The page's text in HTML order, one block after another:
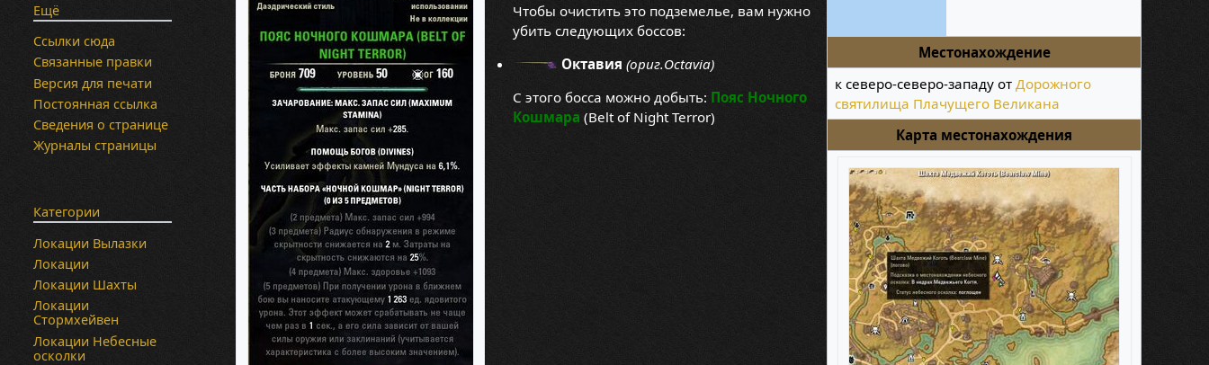
Местонахождение
к северо-северо-западу от Дорожного
святилища Плачущего Великана
Карта местонахождения
Чтобы очистить это подземелье, вам нужно
убить следующих боссов:
Октавия (ориг.Octavia)
С этого босса можно добыть: Пояс Ночного
Кошмара (Belt of Night Terror)
Ещё
Ссылки сюда
Связанные правки
Версия для печати
Постоянная ссылка
Сведения о странице
Журналы страницы
Категории
Локации Вылазки
Локации
Локации Шахты
Локации
Стормхейвен
Локации Небесные
осколки